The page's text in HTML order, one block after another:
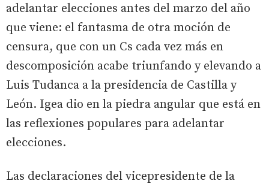
adelantar elecciones antes del marzo del año
que viene: el fantasma de otra moción de
censura, que con un Cs cada vez más en
descomposición acabe triunfando y elevando a
Luis Tudanca a la presidencia de Castilla y
León. Igea dio en la piedra angular que está en
las reflexiones populares para adelantar
elecciones.
Las declaraciones del vicepresidente de la